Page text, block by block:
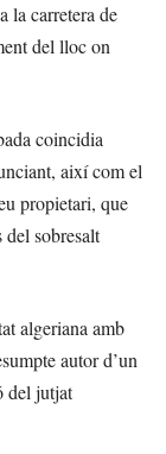
la carretera de
del lloc on
coincidia
així com el
propietari, que
del sobresalt
algeriana amb
autor d’un
del jutjat